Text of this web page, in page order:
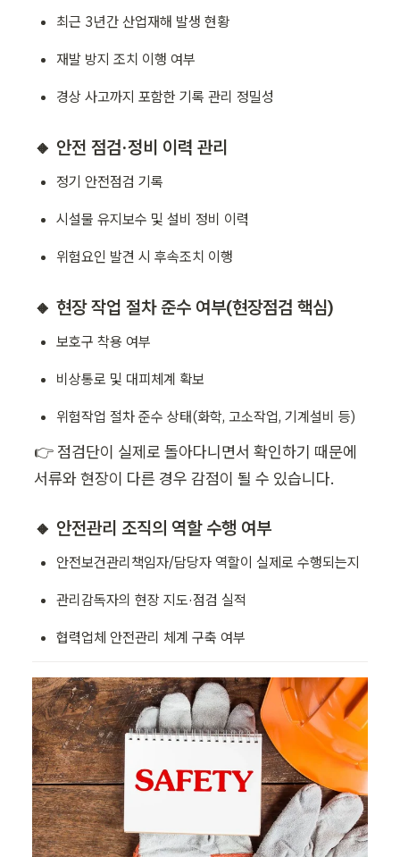
최근 3년간 산업재해 발생 현황
재발 방지 조치 이행 여부
경상 사고까지 포함한 기록 관리 정밀성
🔸 안전 점검·정비 이력 관리
정기 안전점검 기록
시설물 유지보수 및 설비 정비 이력
위험요인 발견 시 후속조치 이행
🔸 현장 작업 절차 준수 여부(현장점검 핵심)
보호구 착용 여부
비상통로 및 대피체계 확보
위험작업 절차 준수 상태(화학, 고소작업, 기계설비 등)
👉 점검단이 실제로 돌아다니면서 확인하기 때문에
서류와 현장이 다른 경우 감점이 될 수 있습니다.
🔸 안전관리 조직의 역할 수행 여부
안전보건관리책임자/담당자 역할이 실제로 수행되는지
관리감독자의 현장 지도·점검 실적
협력업체 안전관리 체계 구축 여부